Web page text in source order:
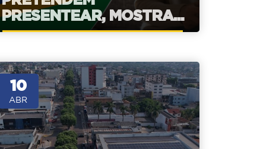
PRESENTEAR, MOSTRA...
10
ABR